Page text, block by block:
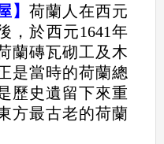
】 荷蘭人在西元
，於西元1641年
蘭磚瓦砌工及木
是當時的荷蘭總
歷史遺留下來重
方最古老的荷蘭